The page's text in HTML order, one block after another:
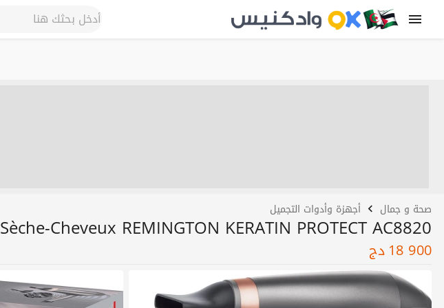
صحة و جمال أجهزة وأدوات التجميل
Sèche-Cheveux REMINGTON KERATIN PROTECT AC8820
18 900دج